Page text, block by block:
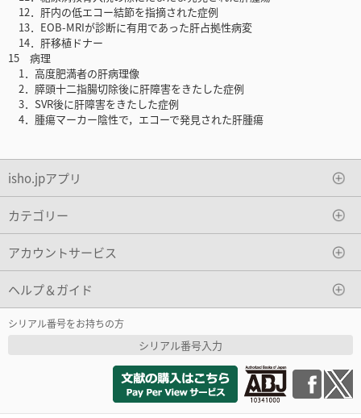
12．肝内の低エコー結節を指摘された症例
13．EOB-MRIが診断に有用であった肝占拠性病変
14．肝移植ドナー
15 病理
1．高度肥満者の肝病理像
2．膵頭十二指腸切除後に肝障害をきたした症例
3．SVR後に肝障害をきたした症例
4．腫瘍マーカー陰性で，エコーで発見された肝腫瘍
isho.jpアプリ
カテゴリー
アカウントサービス
ヘルプ＆ガイド
シリアル番号をお持ちの方
シリアル番号入力